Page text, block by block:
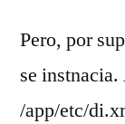
Pero, por
se
/app/etc/